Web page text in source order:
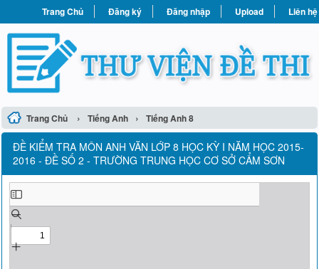
Trang Chủ Đăng ký Đăng nhập Upload Liên hệ
Trang Chủ › Tiếng Anh › Tiếng Anh 8
ĐỀ KIỂM TRA MÔN ANH VĂN LỚP 8 HỌC KỲ I NĂM HỌC 2015-
2016 - ĐỀ SỐ 2 - TRƯỜNG TRUNG HỌC CƠ SỞ CẨM SƠN